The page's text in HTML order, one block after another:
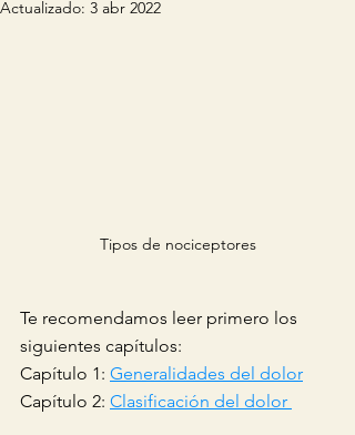
Actualizado: 3 abr 2022
Tipos de nociceptores
Te recomendamos leer primero los
siguientes capítulos:
Capítulo 1: Generalidades del dolor
Capítulo 2: Clasificación del dolor